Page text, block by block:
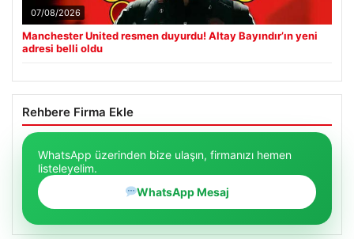
07/08/2026
Manchester United resmen duyurdu! Altay Bayındır’ın yeni
adresi belli oldu
Rehbere Firma Ekle
WhatsApp üzerinden bize ulaşın, firmanızı hemen
listeleyelim.
WhatsApp Mesaj